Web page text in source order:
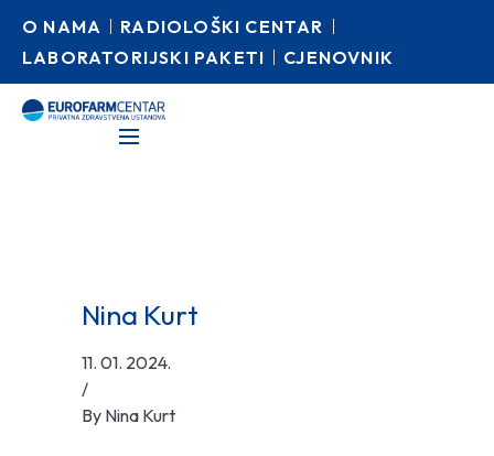
O NAMA
RADIOLOŠKI CENTAR
LABORATORIJSKI PAKETI
CJENOVNIK
Nina Kurt
11. 01. 2024.
/
By Nina Kurt